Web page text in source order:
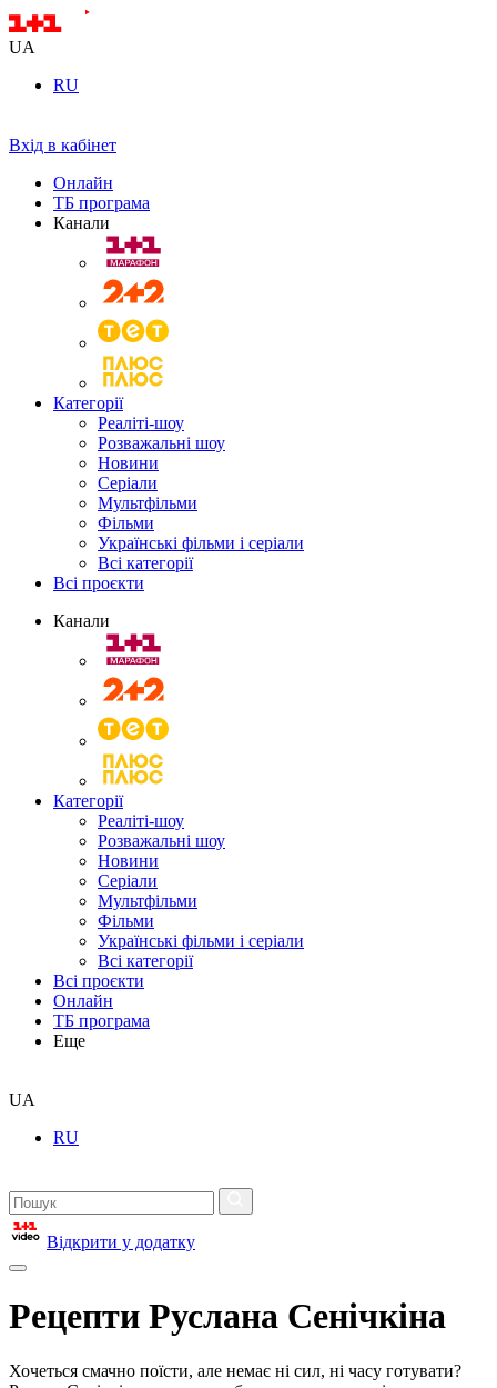
UA
RU
Вхід в кабінет
Онлайн
ТБ програма
Канали
Категорії
Реаліті-шоу
Розважальні шоу
Новини
Серіали
Мультфільми
Фільми
Українські фільми і серіали
Всі категорії
Всі проєкти
Канали
Категорії
Реаліті-шоу
Розважальні шоу
Новини
Серіали
Мультфільми
Фільми
Українські фільми і серіали
Всі категорії
Всі проєкти
Онлайн
ТБ програма
Еще
UA
RU
Відкрити у додатку
Рецепти Руслана Сенічкіна
Хочеться смачно поїсти, але немає ні сил, ні часу готувати?